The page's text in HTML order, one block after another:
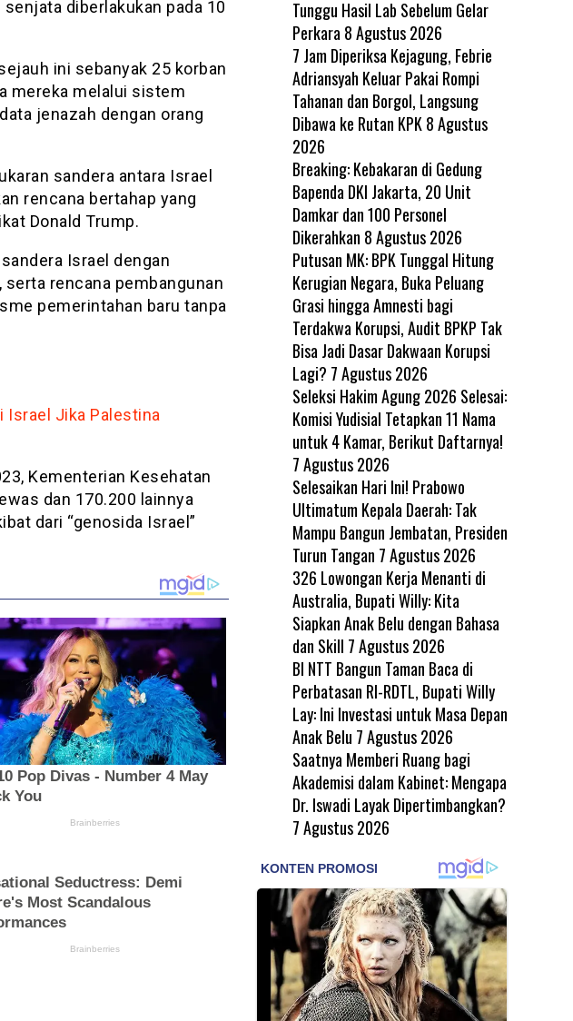
diberlakukan pada 10
ini sebanyak 25 korban
mereka melalui sistem
jenazah dengan orang
sandera antara Israel
rencana bertahap yang
Donald Trump.
Israel dengan
rencana pembangunan
pemerintahan baru tanpa
Israel Jika Palestina
Kementerian Kesehatan
dan 170.200 lainnya
dari “genosida Israel”
Tunggu Hasil Lab Sebelum Gelar
Perkara 8 Agustus 2026
7 Jam Diperiksa Kejagung, Febrie
Adriansyah Keluar Pakai Rompi
Tahanan dan Borgol, Langsung
Dibawa ke Rutan KPK 8 Agustus
2026
Breaking: Kebakaran di Gedung
Bapenda DKI Jakarta, 20 Unit
Damkar dan 100 Personel
Dikerahkan 8 Agustus 2026
Putusan MK: BPK Tunggal Hitung
Kerugian Negara, Buka Peluang
Grasi hingga Amnesti bagi
Terdakwa Korupsi, Audit BPKP Tak
Bisa Jadi Dasar Dakwaan Korupsi
Lagi? 7 Agustus 2026
Seleksi Hakim Agung 2026 Selesai:
Komisi Yudisial Tetapkan 11 Nama
untuk 4 Kamar, Berikut Daftarnya!
7 Agustus 2026
Selesaikan Hari Ini! Prabowo
Ultimatum Kepala Daerah: Tak
Mampu Bangun Jembatan, Presiden
Turun Tangan 7 Agustus 2026
326 Lowongan Kerja Menanti di
Australia, Bupati Willy: Kita
Siapkan Anak Belu dengan Bahasa
dan Skill 7 Agustus 2026
BI NTT Bangun Taman Baca di
Perbatasan RI-RDTL, Bupati Willy
Lay: Ini Investasi untuk Masa Depan
Anak Belu 7 Agustus 2026
Saatnya Memberi Ruang bagi
Akademisi dalam Kabinet: Mengapa
Dr. Iswadi Layak Dipertimbangkan?
7 Agustus 2026